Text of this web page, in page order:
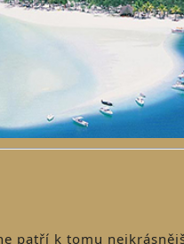
patří k tomu